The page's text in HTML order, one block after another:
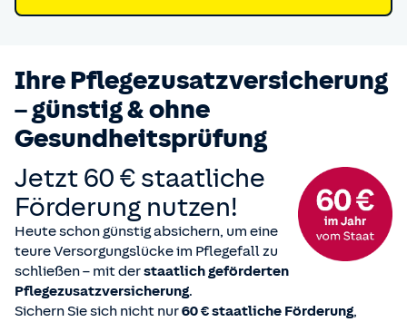
Ihre Pflegezusatz­versicherung
– günstig & ohne
Gesundheitsprüfung
Jetzt 60 € staatliche
Förderung nutzen!
Heute schon günstig absichern, um eine
teure Versorgungslücke im Pflegefall zu
schließen – mit derstaatlich geförderten
Pflegezusatzversicherung.
Sichern Sie sich nicht nur60 € staatliche Förderung,